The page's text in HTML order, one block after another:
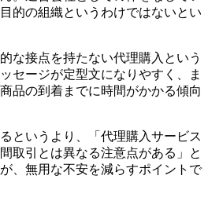
的の組織というわけではないとい
な接点を持たない代理購入という
セージが定型文になりやすく、ま
品の到着までに時間がかかる傾向
というより、「代理購入サービス
取引とは異なる注意点がある」と
、無用な不安を減らすポイントで